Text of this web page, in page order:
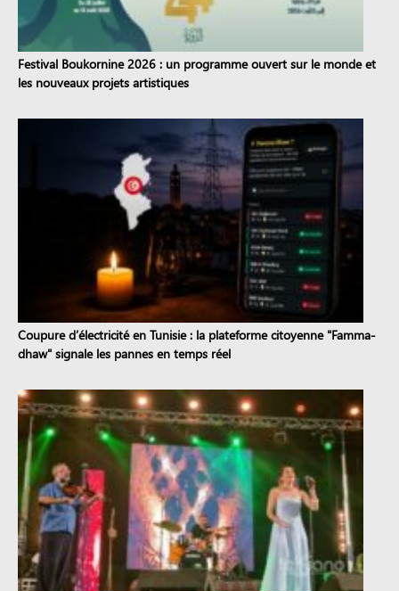
Festival Boukornine 2026 : un programme ouvert sur le monde et
les nouveaux projets artistiques
Coupure d’électricité en Tunisie : la plateforme citoyenne "Famma-
dhaw" signale les pannes en temps réel